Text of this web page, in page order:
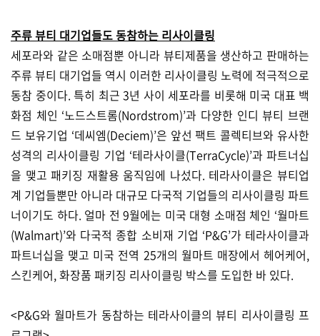
주류 뷰티 대기업들도 동참하는 리사이클링
세포라와 같은 소매점뿐 아니라 뷰티제품을 생산하고 판매하는
주류 뷰티 대기업들 역시 이러한 리사이클링 노력에 적극적으로
동참 중이다. 특히 최근 3년 사이 세포라를 비롯해 미국 대표 백
화점 체인 ‘노드스트롬(Nordstrom)’과 다양한 인디 뷰티 브랜
드 보유기업 ‘데씨엠(Deciem)’은 앞선 팩트 콜렉티브와 유사한
성격의 리사이클링 기업 ‘테라사이클(TerraCycle)’과 파트너십
을 맺고 패키징 재활용 움직임에 나섰다. 테라사이클은 뷰티업
계 기업들뿐만 아니라 대규모 다국적 기업들의 리사이클링 파트
너이기도 하다. 얼마 전 9월에는 미국 대형 소매점 체인 ‘월마트
(Walmart)’와 다국적 종합 소비재 기업 ‘P&G’가 테라사이클과
파트너십을 맺고 미국 전역 25개의 월마트 매장에서 헤어케어,
스킨케어, 화장품 패키징 리사이클링 박스를 도입한 바 있다.
<P&G와 월마트가 동참하는 테라사이클의 뷰티 리사이클링 프